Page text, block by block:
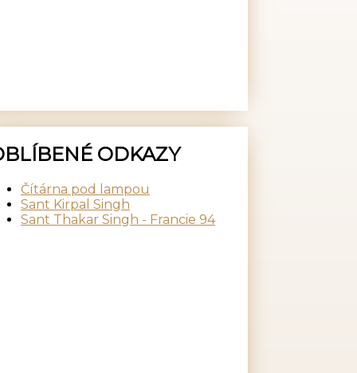
ODKAZY
Čítárna pod lampou
Sant Kirpal Singh
Sant Thakar Singh - Francie 94